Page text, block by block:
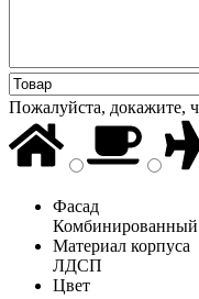
Пожалуйста, докажите,
Фасад
Комбинированный
Материал корпуса
ЛДСП
Цвет